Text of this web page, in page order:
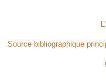
Source bibliographique